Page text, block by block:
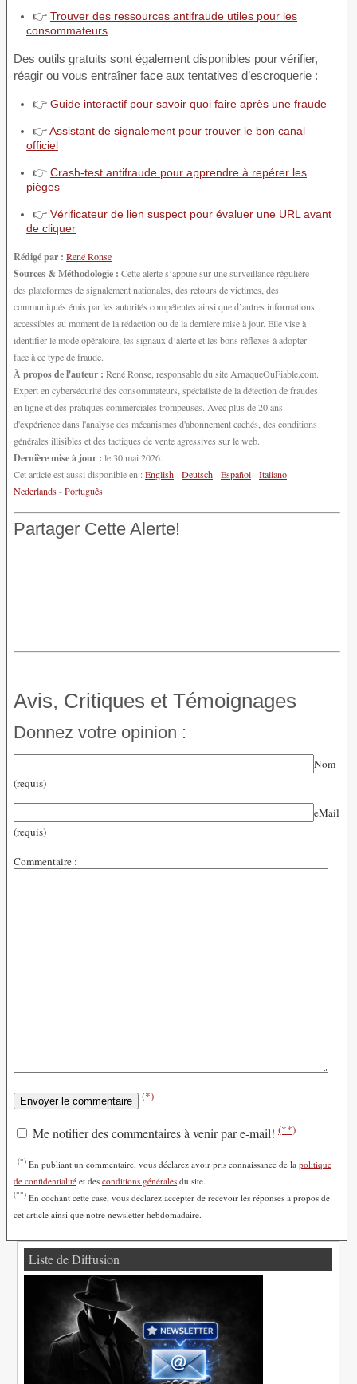
👉 Trouver des ressources antifraude utiles pour les
consommateurs
Des outils gratuits sont également disponibles pour vérifier,
réagir ou vous entraîner face aux tentatives d’escroquerie :
👉 Guide interactif pour savoir quoi faire après une fraude
👉Assistant de signalement pour trouver le bon canal
officiel
👉 Crash-test antifraude pour apprendre à repérer les
pièges
👉 Vérificateur de lien suspect pour évaluer une URL avant
de cliquer
Rédigé par : René Ronse
Sources & Méthodologie : Cette alerte s’appuie sur une surveillance régulière
des plateformes de signalement nationales, des retours de victimes, des
communiqués émis par les autorités compétentes ainsi que d’autres informations
accessibles au moment de la rédaction ou de la dernière mise à jour. Elle vise à
identifier le mode opératoire, les signaux d’alerte et les bons réflexes à adopter
face à ce type de fraude.
À propos de l'auteur : René Ronse, responsable du site ArnaqueOuFiable.com.
Expert en cybersécurité des consommateurs, spécialiste de la détection de fraudes
en ligne et des pratiques commerciales trompeuses. Avec plus de 20 ans
d'expérience dans l'analyse des mécanismes d'abonnement cachés, des conditions
générales illisibles et des tactiques de vente agressives sur le web.
Dernière mise à jour : le 30 mai 2026.
Cet article est aussi disponible en :English-Deutsch-Español-Italiano-
Nederlands-Português
Partager Cette Alerte!
Avis, Critiques et Témoignages
Donnez votre opinion :
Nom
(requis)
eMail
(requis)
Commentaire :
(*)
Me notifier des commentaires à venir par e-mail! (**)
(*) En publiant un commentaire, vous déclarez avoir pris connaissance de la politique
de confidentialité et des conditions générales du site.
(**) En cochant cette case, vous déclarez accepter de recevoir les réponses à propos de
cet article ainsi que notre newsletter hebdomadaire.
Liste de Diffusion